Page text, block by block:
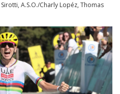
A.S.O./Charly Lopéz, Thomas